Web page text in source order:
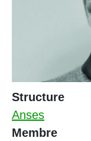
Structure
Anses
Membre